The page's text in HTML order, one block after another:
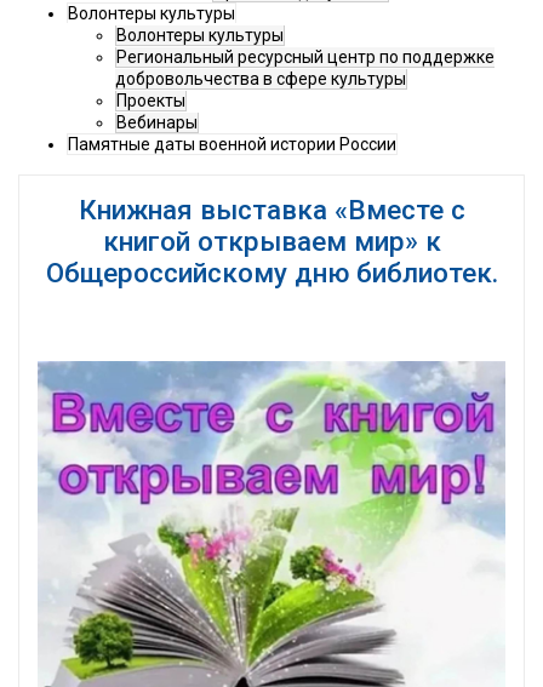
Волонтеры культуры
Волонтеры культуры
Региональный ресурсный центр по поддержке
добровольчества в сфере культуры
Проекты
Вебинары
Памятные даты военной истории России
Книжная выставка «Вместе с
книгой открываем мир» к
Общероссийскому дню библиотек.